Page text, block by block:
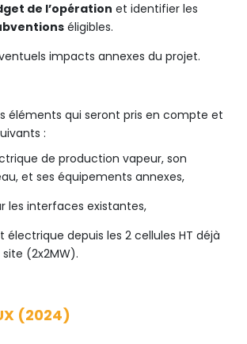
de l’opération et identifier les
éligibles.
impacts annexes du projet.
éléments qui seront pris en compte et
:
de production vapeur, son
et ses équipements annexes,
les interfaces existantes,
électrique depuis les 2 cellules HT déjà
(2x2MW).
(2024)